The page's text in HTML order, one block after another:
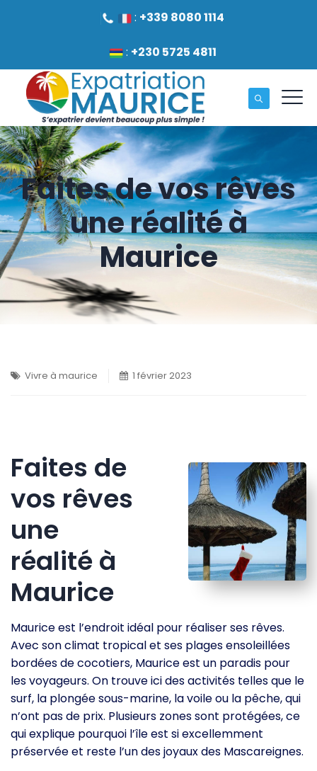
: +339 8080 1114
: +230 5725 4811
Faites de vos rêves
une réalité à
Maurice
Vivre à maurice 1 février 2023
Faites de
vos rêves
une
réalité à
Maurice
Maurice est l’endroit idéal pour réaliser ses rêves.
Avec son climat tropical et ses plages ensoleillées
bordées de cocotiers, Maurice est un paradis pour
les voyageurs. On trouve ici des activités telles que le
surf, la plongée sous-marine, la voile ou la pêche, qui
n’ont pas de prix. Plusieurs zones sont protégées, ce
qui explique pourquoi l’île est si excellemment
préservée et reste l’un des joyaux des Mascareignes.